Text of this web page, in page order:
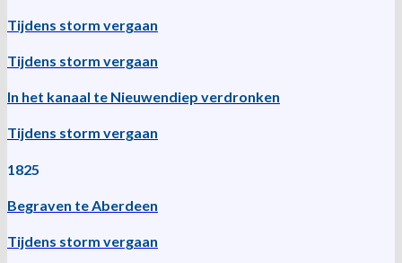
Tijdens storm vergaan
Tijdens storm vergaan
In het kanaal te Nieuwendiep verdronken
Tijdens storm vergaan
1825
Begraven te Aberdeen
Tijdens storm vergaan